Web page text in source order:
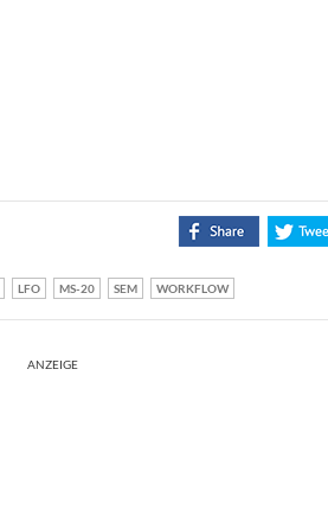
LFO MS-20 SEM WORKFLOW
ANZEIGE